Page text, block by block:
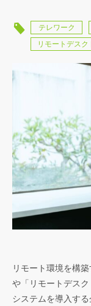
テレワーク
リモートデスク
リモート環境を構
や「リモートデス
システムを導入す